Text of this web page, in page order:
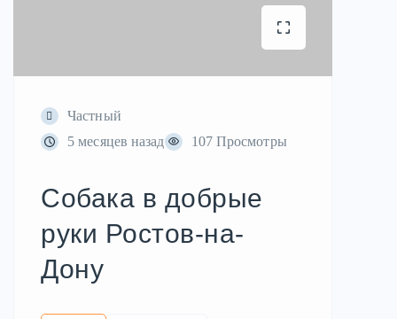
Частный
5 месяцев назад
107 Просмотры
Собака в добрые
руки Ростов-на-
Дону